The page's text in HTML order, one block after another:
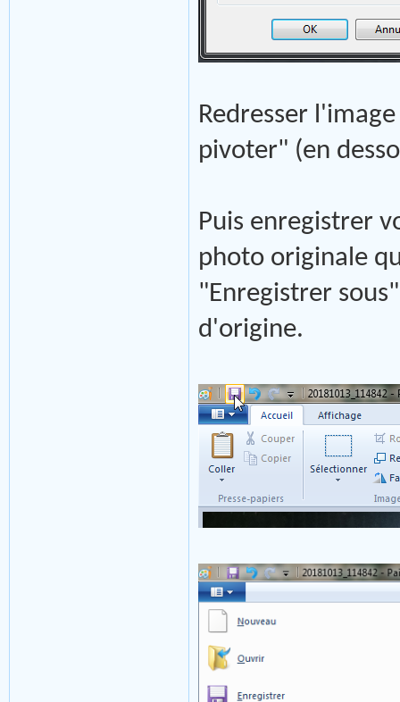
Redresser
pivoter" (en
Puis enregistrer
photo originale
"Enregistrer
d'origine.